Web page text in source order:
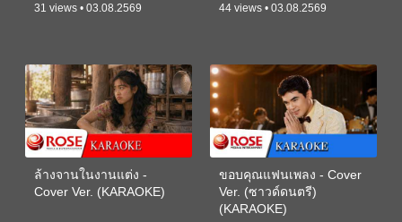
31 views • 03.08.2569 44 views • 03.08.2569
ล้างจานในงานแต่ง -
Cover Ver. (KARAOKE)
ขอบคุณแฟนเพลง - Cover
Ver. (ซาวด์ดนตรี)
(KARAOKE)